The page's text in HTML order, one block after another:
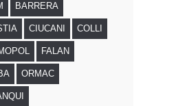
BARRERA
CIUCANI COLLI
FALAN
ORMAC